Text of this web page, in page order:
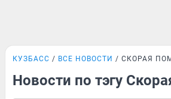
КУЗБАСС ВСЕ НОВОСТИ СКОРАЯ
Новости по тэгу